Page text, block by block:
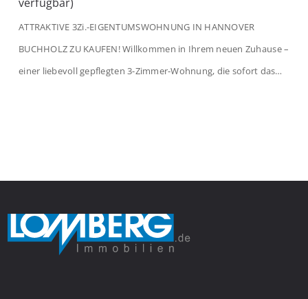
ATTRAKTIVE 3Zi.-EIGENTUMSWOHNUNG IN HANNOVER
BUCHHOLZ ZU KAUFEN! Willkommen in Ihrem neuen Zuhause –
einer liebevoll gepflegten 3-Zimmer-Wohnung, die sofort das